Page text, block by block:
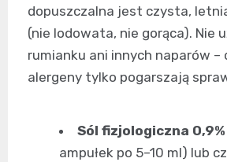
dopuszczalna jest czysta,
(nie lodowata, nie gorąca). Nie
rumianku ani innych naparów –
alergeny tylko pogarszają
Sól fizjologiczna 0,9%
ampułek po 5–10 ml) lub